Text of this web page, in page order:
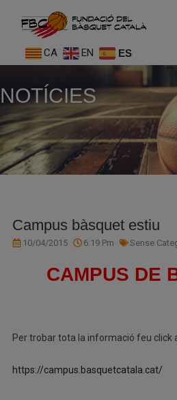
CA EN ES
NOTÍCIES
Campus bàsquet estiu
10/04/2015 6:19 Pm Sense
CAMPUS DE
Per trobar tota la informació feu click
https://campus.basquetcatala.cat/